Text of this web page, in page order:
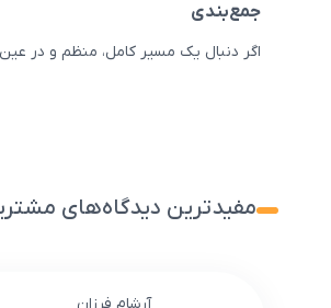
جمع‌بندی
اگر دنبال یک مسیر کامل، منظم و در
مفیدترین دیدگاه‌های